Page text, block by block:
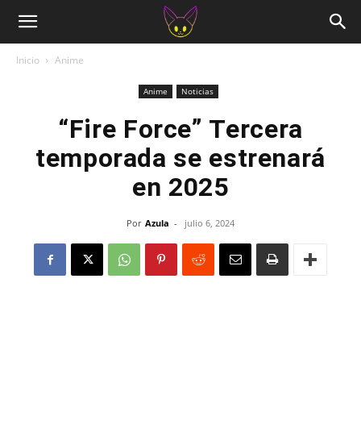
Inicio Anime
Anime Noticias
“Fire Force” Tercera
temporada se estrenará
en 2025
Por Azula - julio 6, 2024